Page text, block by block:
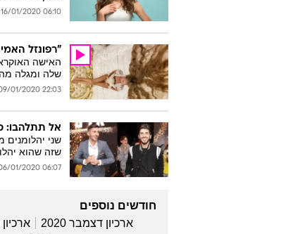
06:10 16/01/2020
"רפונזל
שלה ומגלה מה
22:03 09/01/2020
אל תתלהבו:
שני
שזה שהוא
06:07 06/01/2020
חודשים נוספים
ארכיון דצמבר 2020
ארכיון